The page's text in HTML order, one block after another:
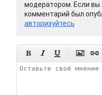
модератором. Если вы
комментарий был
авторизуйтесь
    